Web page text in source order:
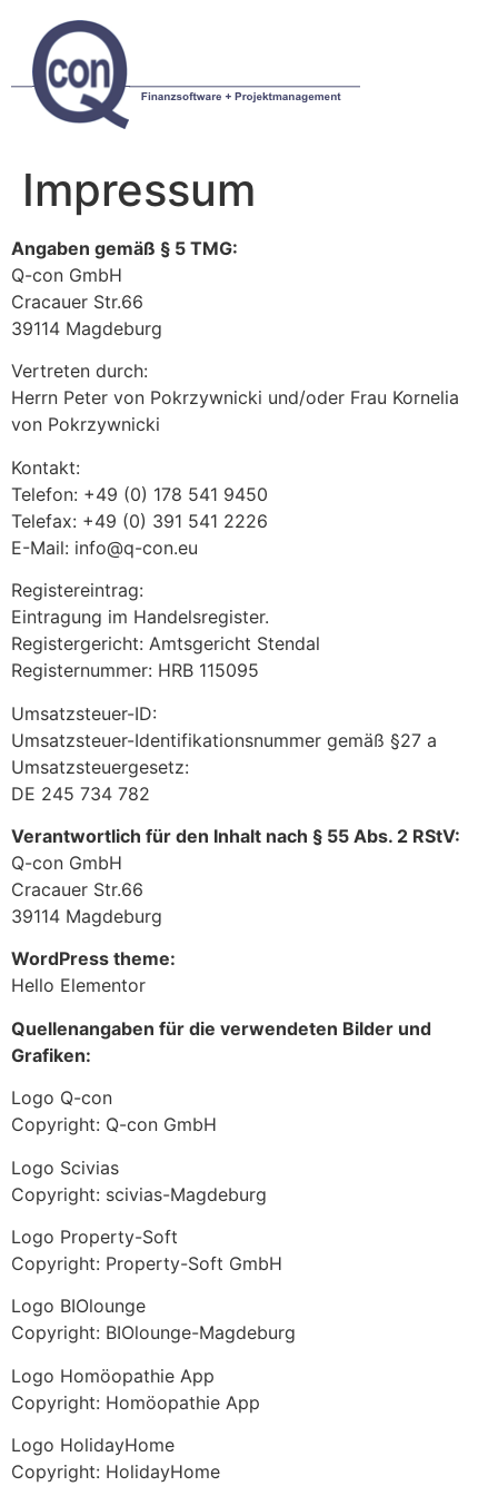
content
Impressum
Angaben gemäß § 5 TMG:
Q-con GmbH
Cracauer Str.66
39114 Magdeburg
Vertreten durch:
Herrn Peter von Pokrzywnicki und/oder Frau Kornelia
von Pokrzywnicki
Kontakt:
Telefon: +49 (0) 178 541 9450
Telefax: +49 (0) 391 541 2226
E-Mail: info@q-con.eu
Registereintrag:
Eintragung im Handelsregister.
Registergericht: Amtsgericht Stendal
Registernummer: HRB 115095
Umsatzsteuer-ID:
Umsatzsteuer-Identifikationsnummer gemäß §27 a
Umsatzsteuergesetz:
DE 245 734 782
Verantwortlich für den Inhalt nach § 55 Abs. 2 RStV:
Q-con GmbH
Cracauer Str.66
39114 Magdeburg
WordPress theme:
Hello Elementor
Quellenangaben für die verwendeten Bilder und
Grafiken:
Logo Q-con
Copyright: Q-con GmbH
Logo Scivias
Copyright: scivias-Magdeburg
Logo Property-Soft
Copyright: Property-Soft GmbH
Logo BIOlounge
Copyright: BIOlounge-Magdeburg
Logo Homöopathie App
Copyright: Homöopathie App
Logo HolidayHome
Copyright: HolidayHome